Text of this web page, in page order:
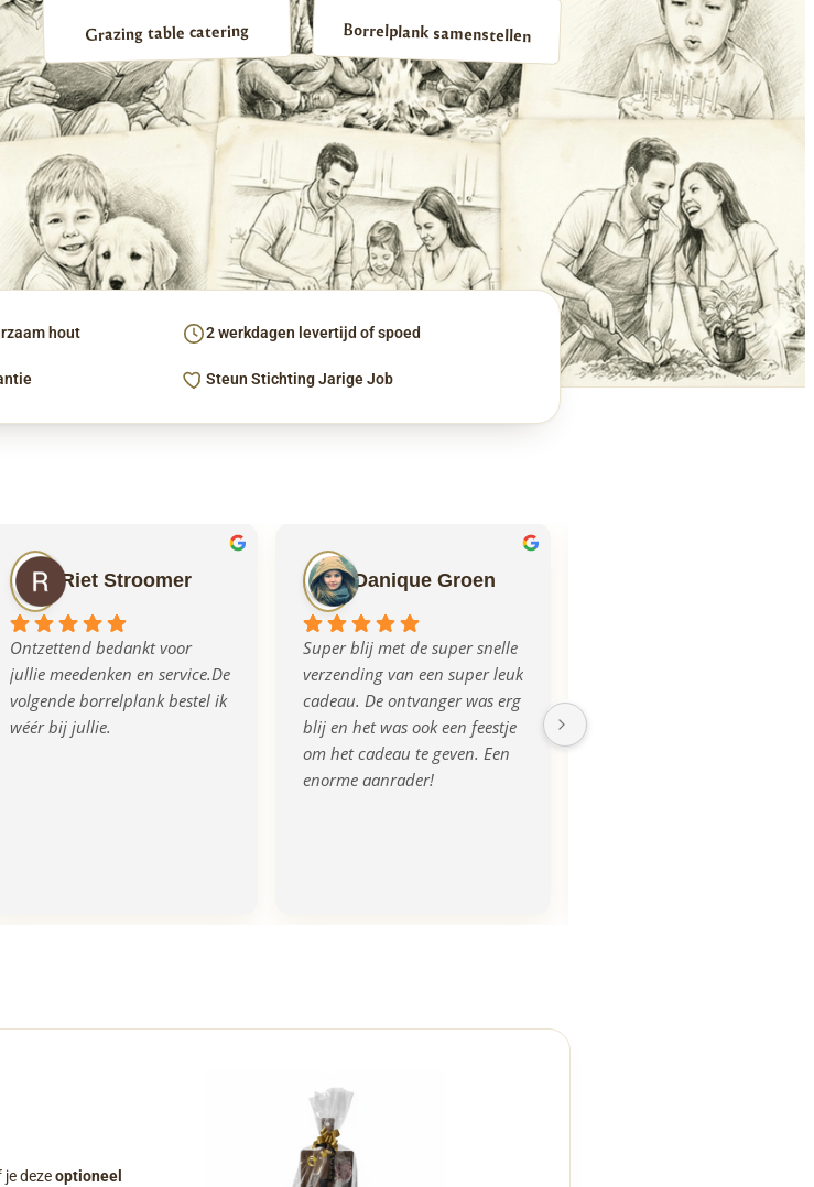
Grazing table catering Borrelplank samenstellen
hout 2 werkdagen levertijd of spoed
Steun Stichting Jarige Job
Riet Stroomer
Ontzettend bedankt voor
jullie meedenken en service.De
volgende borrelplank bestel ik
wéér bij jullie.
Danique Groen
Super blij met de super snelle
verzending van een super leuk
cadeau. De ontvanger was erg
blij en het was ook een feestje
om het cadeau te geven. Een
enorme aanrader!
dezeoptioneel